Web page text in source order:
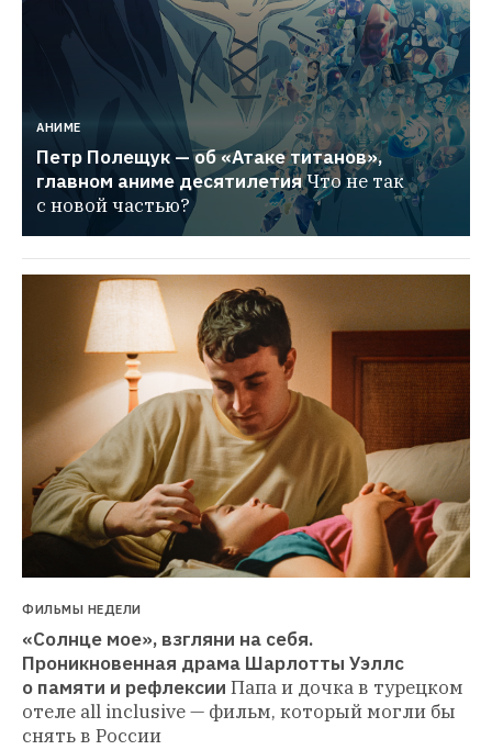
АНИМЕ
Петр Полещук — об «Атаке титанов»,
главном аниме десятилетияЧто не так
с новой частью?
ФИЛЬМЫ НЕДЕЛИ
«Солнце мое», взгляни на себя.
Проникновенная драма Шарлотты Уэллс
о памяти и рефлексии Папа и дочка в турецком
отеле all inclusive — фильм, который могли бы
снять в России